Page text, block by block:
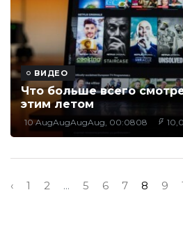
ВИДЕО
Что больше всего
этим летом
10 AugAugAugAug, 00:0808
‹ 1 2 ... 5 6 7 8 9